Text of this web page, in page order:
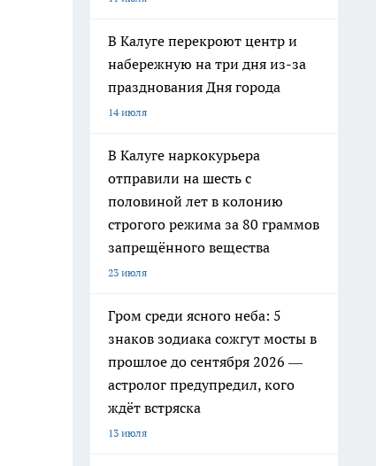
В Калуге перекроют центр и
набережную на три дня из-за
празднования Дня города
14 июля
В Калуге наркокурьера
отправили на шесть с
половиной лет в колонию
строгого режима за 80 граммов
запрещённого вещества
23 июля
Гром среди ясного неба: 5
знаков зодиака сожгут мосты в
прошлое до сентября 2026 —
астролог предупредил, кого
ждёт встряска
13 июля